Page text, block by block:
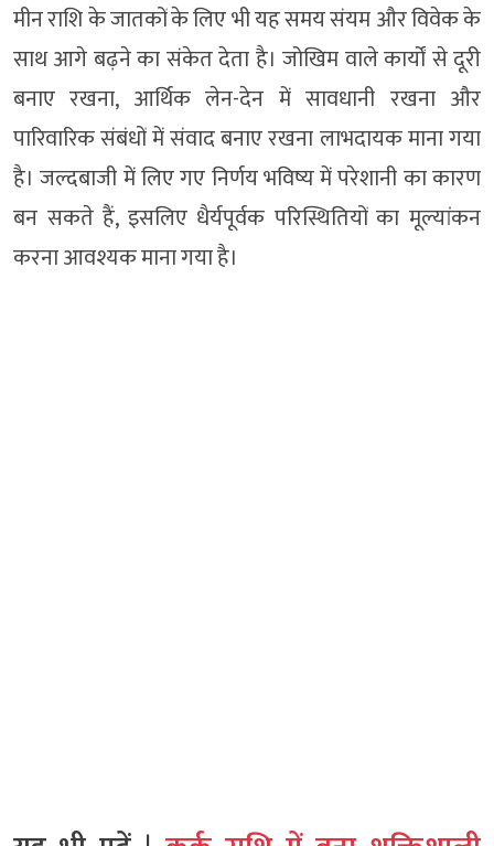
मीन राशि के जातकों के लिए भी यह समय संयम और विवेक के
साथ आगे बढ़ने का संकेत देता है। जोखिम वाले कार्यों से दूरी
बनाए रखना, आर्थिक लेन-देन में सावधानी रखना और
पारिवारिक संबंधों में संवाद बनाए रखना लाभदायक माना गया
है। जल्दबाजी में लिए गए निर्णय भविष्य में परेशानी का कारण
बन सकते हैं, इसलिए धैर्यपूर्वक परिस्थितियों का मूल्यांकन
करना आवश्यक माना गया है।